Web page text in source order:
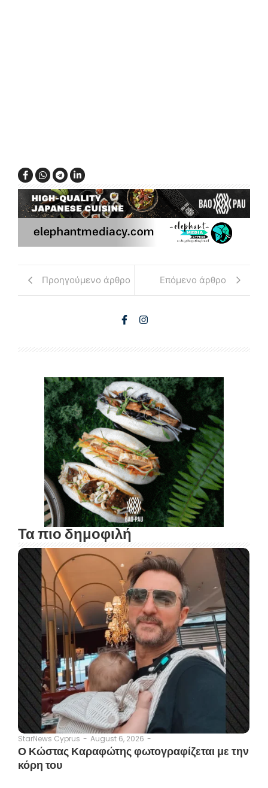
Προηγούμενο άρθρο Επόμενο άρθρο
Τα πιο δημοφιλή
StarNews Cyprus - August 6, 2026 -
Ο Κώστας Καραφώτης φωτογραφίζεται με την
κόρη του